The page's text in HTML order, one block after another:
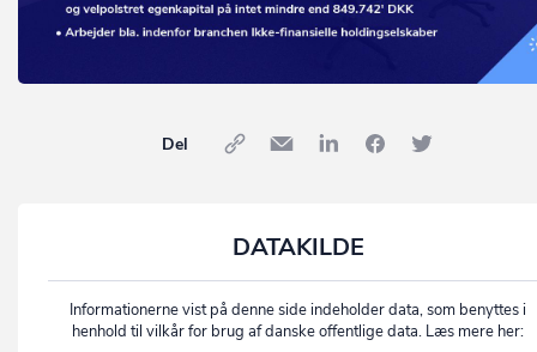
Del
DATAKILDE
Informationerne vist på denne side indeholder data, som benyttes i
henhold til vilkår for brug af danske offentlige data. Læs mere her: